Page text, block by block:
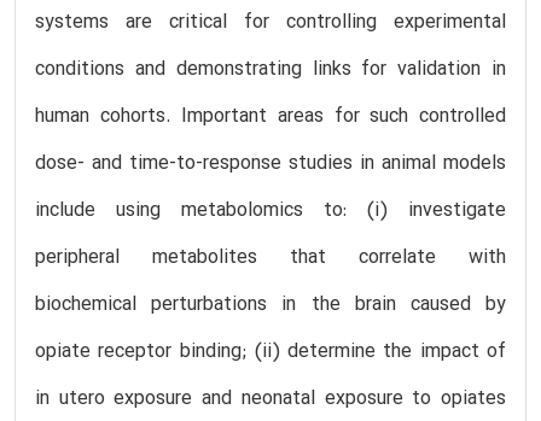
systems are critical for controlling experimental
conditions and demonstrating links for validation in
human cohorts. Important areas for such controlled
dose- and time-to-response studies in animal models
include using metabolomics to: (i) investigate
peripheral metabolites that correlate with
biochemical perturbations in the brain caused by
opiate receptor binding; (ii) determine the impact of
in utero exposure and neonatal exposure to opiates